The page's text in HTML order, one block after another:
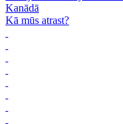
Kanādā
Kā mūs atrast?